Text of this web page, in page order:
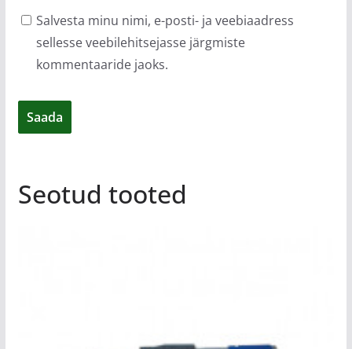
Salvesta minu nimi, e-posti- ja veebiaadress
sellesse veebilehitsejasse järgmiste
kommentaaride jaoks.
Seotud tooted